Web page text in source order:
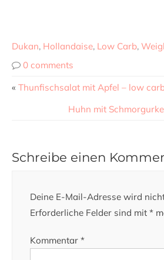
Dukan, Hollandaise, Low Carb,
0 comments
« Thunfischsalat mit Apfel – low
Huhn mit
Schreibe einen
Deine E-Mail-Adresse wird
Erforderliche Felder sind mit *
Kommentar *